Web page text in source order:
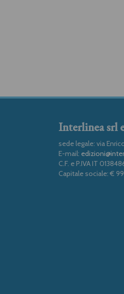
Interlinea srl
sede legale: via
E-mail:
C.F. e P.IVA IT
Capitale sociale: €